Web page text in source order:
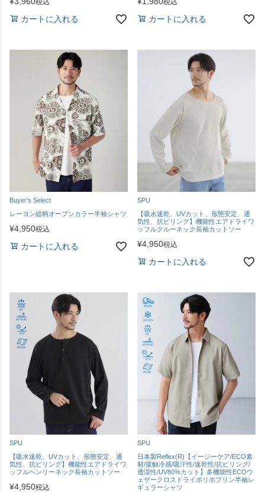
カートに入れる カートに入れる
Buyer's Select
レーヨン総柄オープンカラー半袖シャツ
¥4,950税込
カートに入れる
SPU
【吸水速乾、UVカット、形態安定、通
気性、抗ピリング】機能性エアドライワ
ッフルクルーネック長袖カットソー
¥4,950税込
カートに入れる
SPU
【吸水速乾、UVカット、形態安定、通
気性、抗ピリング】機能性エアドライワ
ッフルヘンリーネック長袖カットソー
¥4,950税込
SPU
日本製Reflex(R)【イージーケア/ECO素
材/接触冷感/吸汗性/速乾性/抗ピリング/
透湿性/UV80%カット】多機能性ECOウ
ェザークロスドライポリポプリン半袖レ
ギュラーシャツ